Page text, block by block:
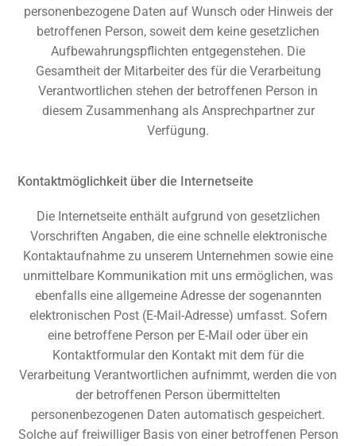
personenbezogene Daten auf Wunsch oder Hinweis der
betroffenen Person, soweit dem keine gesetzlichen
Aufbewahrungspflichten entgegenstehen. Die
Gesamtheit der Mitarbeiter des für die Verarbeitung
Verantwortlichen stehen der betroffenen Person in
diesem Zusammenhang als Ansprechpartner zur
Verfügung.
Kontaktmöglichkeit über die Internetseite
Die Internetseite enthält aufgrund von gesetzlichen
Vorschriften Angaben, die eine schnelle elektronische
Kontaktaufnahme zu unserem Unternehmen sowie eine
unmittelbare Kommunikation mit uns ermöglichen, was
ebenfalls eine allgemeine Adresse der sogenannten
elektronischen Post (E-Mail-Adresse) umfasst. Sofern
eine betroffene Person per E-Mail oder über ein
Kontaktformular den Kontakt mit dem für die
Verarbeitung Verantwortlichen aufnimmt, werden die von
der betroffenen Person übermittelten
personenbezogenen Daten automatisch gespeichert.
Solche auf freiwilliger Basis von einer betroffenen Person